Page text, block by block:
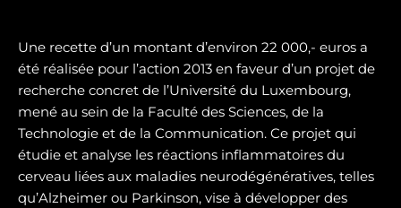
Une recette d’un montant d’environ 22 000,- euros a
été réalisée pour l’action 2013 en faveur d’un projet de
recherche concret de l’Université du Luxembourg,
mené au sein de la Faculté des Sciences, de la
Technologie et de la Communication. Ce projet qui
étudie et analyse les réactions inflammatoires du
cerveau liées aux maladies neurodégénératives, telles
qu’Alzheimer ou Parkinson, vise à développer des